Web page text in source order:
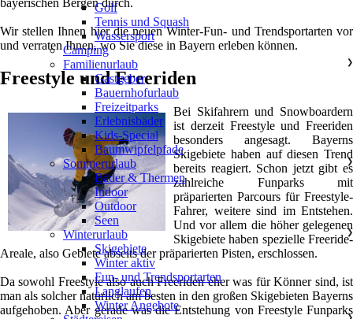
Wir stellen Ihnen hier die neuen Winter-Fun- und Trendsportarten vor
und verraten Ihnen, wo Sie diese in Bayern erleben können.
Freestyle und Freeriden
Bei Skifahrern und Snowboardern
ist derzeit Freestyle und Freeriden
besonders angesagt. Bayerns
Skigebiete haben auf diesen Trend
bereits reagiert. Schon jetzt gibt es
zahlreiche Funparks mit
präparierten Parcours für Freestyle-
Fahrer, weitere sind im Entstehen.
Und vor allem die höher gelegenen
Skigebiete haben spezielle Freeride-
Areale, also Gebiete abseits der präparierten Pisten, erschlossen.
Da sowohl Freestyle also auch Freeriden eher was für Könner sind, ist
man als solcher natürlich am besten in den großen Skigebieten Bayerns
aufgehoben. Aber gerade was die Entstehung von Freestyle Funparks
Golf
Tennis und Squash
Wassersport
Camping
Familienurlaub
❯
Gastgeber
Bauernhofurlaub
Freizeitparks
Erlebnisbäder
Kids-Special
Baumwipfelpfade
Sommerurlaub
❯
Bäder & Thermen
Indoor
Outdoor
Seen
Winterurlaub
❯
Skigebiete
Winter aktiv
Fun- und Trendsportarten
Langlaufen
Winter Angebote
❯